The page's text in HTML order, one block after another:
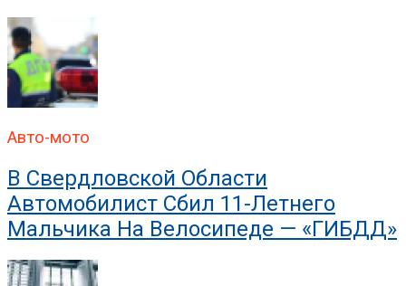
Авто-мото
В Свердловской Области
Автомобилист Сбил 11-Летнего
Мальчика На Велосипеде — «ГИБДД»